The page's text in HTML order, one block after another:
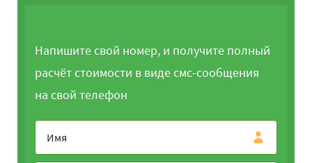
Напишите свой номер, и получите полный
расчёт стоимости в виде смс-сообщения
на свой телефон